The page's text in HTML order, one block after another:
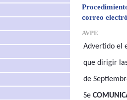
correo
AVPE
Advertido el
que dirigir
de
Se